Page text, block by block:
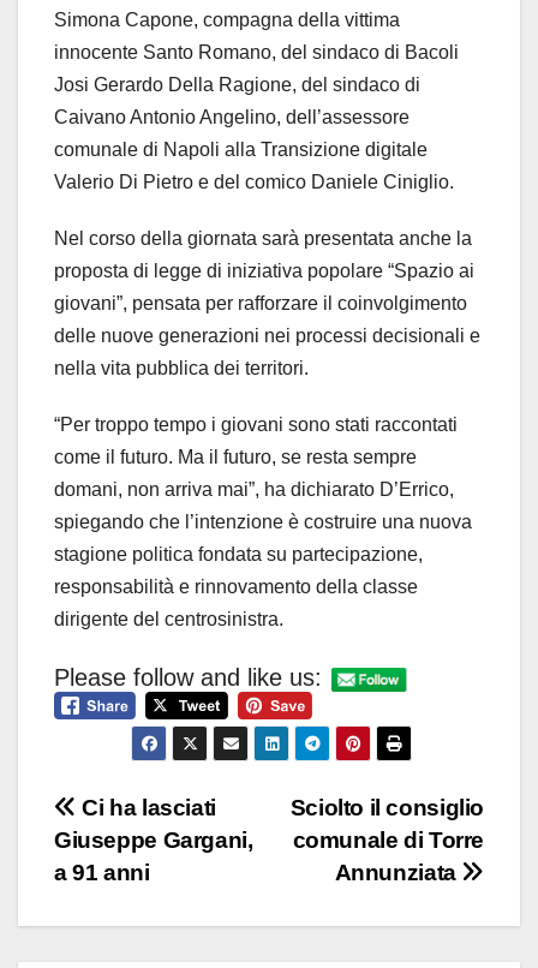
Simona Capone, compagna della vittima
innocente Santo Romano, del sindaco di Bacoli
Josi Gerardo Della Ragione, del sindaco di
Caivano Antonio Angelino, dell’assessore
comunale di Napoli alla Transizione digitale
Valerio Di Pietro e del comico Daniele Ciniglio.
Nel corso della giornata sarà presentata anche la
proposta di legge di iniziativa popolare “Spazio ai
giovani”, pensata per rafforzare il coinvolgimento
delle nuove generazioni nei processi decisionali e
nella vita pubblica dei territori.
“Per troppo tempo i giovani sono stati raccontati
come il futuro. Ma il futuro, se resta sempre
domani, non arriva mai”, ha dichiarato D’Errico,
spiegando che l’intenzione è costruire una nuova
stagione politica fondata su partecipazione,
responsabilità e rinnovamento della classe
dirigente del centrosinistra.
Please follow and like us:
Navigazione
articoli
Sciolto il consiglio
comunale di Torre
Annunziata
Ci ha lasciati
Giuseppe Gargani,
a 91 anni